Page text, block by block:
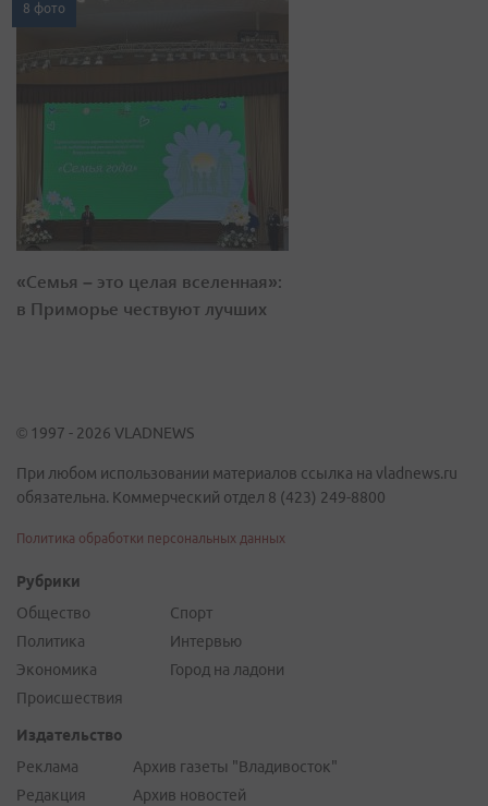
8 фото
«Семья – это целая вселенная»:
в Приморье чествуют лучших
© 1997 - 2026 VLADNEWS
При любом использовании материалов ссылка на vladnews.ru
обязательна. Коммерческий отдел 8 (423) 249-8800
Политика обработки персональных данных
Рубрики
Общество
Политика
Экономика
Происшествия
Спорт
Интервью
Город на ладони
Издательство
Реклама
Редакция
Архив газеты "Владивосток"
Архив новостей